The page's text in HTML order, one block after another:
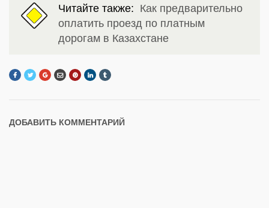
Читайте также: Как предварительно
оплатить проезд по платным
дорогам в Казахстане
ДОБАВИТЬ КОММЕНТАРИЙ